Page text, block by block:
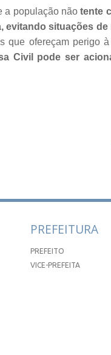
a população não tente
evitando situações de
que ofereçam perigo
Civil pode ser
PREFEITURA
PREFEITO
VICE-PREFEITA